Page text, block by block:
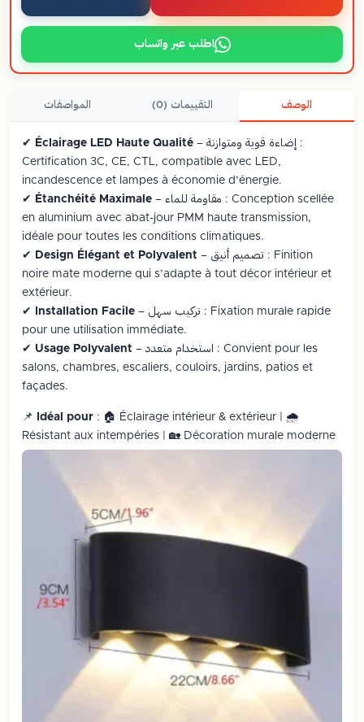
اطلب عبر واتساب
الوصف التقييمات (0) المواصفات
✔ Éclairage LED Haute Qualité – إضاءة قوية ومتوازنة :
Certification 3C, CE, CTL, compatible avec LED,
incandescence et lampes à économie d’énergie.
✔
Étanchéité Maximale – مقاومة للماء : Conception scellée
en aluminium avec abat-jour PMM haute transmission,
idéale pour toutes les conditions climatiques.
✔
Design Élégant et Polyvalent – تصميم أنيق : Finition
noire mate moderne qui s’adapte à tout décor intérieur et
extérieur.
✔
Installation Facile – تركيب سهل : Fixation murale rapide
pour une utilisation immédiate.
✔ Usage Polyvalent – استخدام متعدد : Convient pour les
salons, chambres, escaliers, couloirs, jardins, patios et
façades.
📌 Idéal pour : 🏠 Éclairage intérieur & extérieur | 🌧️
Résistant aux intempéries | 🏡 Décoration murale moderne